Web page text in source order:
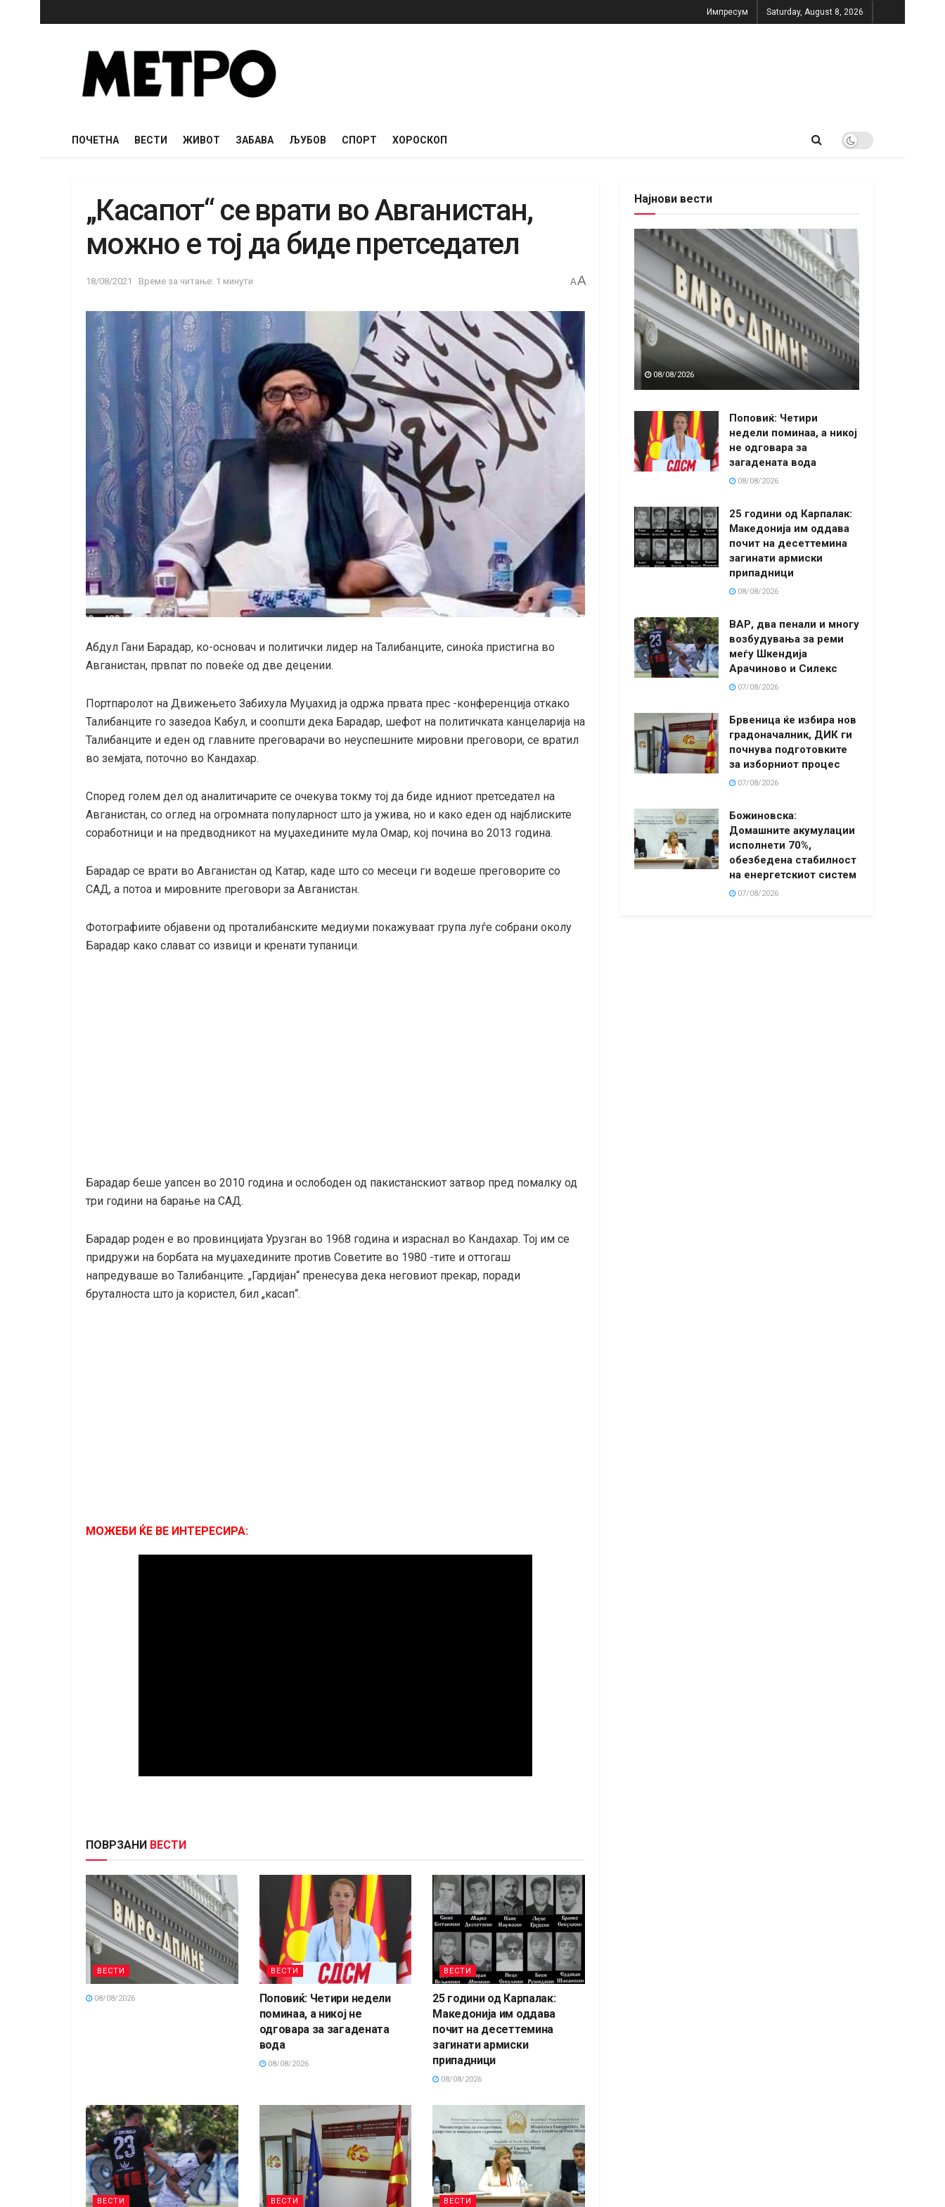
Импресум Saturday, August 8, 2026
ПОЧЕТНА ВЕСТИ ЖИВОТ ЗАБАВА ЉУБОВ СПОРТ ХОРОСКОП
„Касапот“ се врати во Авганистан,
можно е тој да биде претседател
18/08/2021 Време за читање: 1 минути AA
Абдул Гани Барадар, ко-основач и политички лидер на Талибанците, синоќа пристигна во
Авганистан, првпат по повеќе од две децении.
Портпаролот на Движењето Забихула Муџахид ја одржа првата прес -конференција откако
Талибанците го зазедоа Кабул, и соопшти дека Барадар, шефот на политичката канцеларија на
Талибанците и еден од главните преговарачи во неуспешните мировни преговори, се вратил
во земјата, поточно во Кандахар.
Според голем дел од аналитичарите се очекува токму тој да биде идниот претседател на
Авганистан, со оглед на огромната популарност што ја ужива, но и како еден од најблиските
соработници и на предводникот на муџахедините мула Омар, кој почина во 2013 година.
Барадар се врати во Авганистан од Катар, каде што со месеци ги водеше преговорите со
САД, а потоа и мировните преговори за Авганистан.
Фотографиите објавени од проталибанските медиуми покажуваат група луѓе собрани околу
Барадар како слават со извици и кренати тупаници.
Барадар беше уапсен во 2010 година и ослободен од пакистанскиот затвор пред помалку од
три години на барање на САД.
Барадар роден е во провинцијата Урузган во 1968 година и израснал во Кандахар. Тој им се
придружи на борбата на муџахедините против Советите во 1980 -тите и оттогаш
напредуваше во Талибанците. „Гардијан“ пренесува дека неговиот прекар, поради
бруталноста што ја користел, бил „касап“.
МОЖЕБИ ЌЕ ВЕ ИНТЕРЕСИРА:
ПОВРЗАНИ ВЕСТИ
ВЕСТИ
08/08/2026
ВЕСТИ
Поповиќ: Четири недели
поминаа, а никој не
одговара за загадената
вода
08/08/2026
ВЕСТИ
25 години од Карпалак:
Македонија им оддава
почит на десеттемина
загинати армиски
припадници
08/08/2026
ВЕСТИ ВЕСТИ ВЕСТИ
Најнови вести
08/08/2026
Поповиќ: Четири
недели поминаа, а никој
не одговара за
загадената вода
08/08/2026
25 години од Карпалак:
Македонија им оддава
почит на десеттемина
загинати армиски
припадници
08/08/2026
ВАР, два пенали и многу
возбудувања за реми
меѓу Шкендија
Арачиново и Силекс
07/08/2026
Брвеница ќе избира нов
градоначалник, ДИК ги
почнува подготовките
за изборниот процес
07/08/2026
Божиновска:
Домашните акумулации
исполнети 70%,
обезбедена стабилност
на енергетскиот систем
07/08/2026